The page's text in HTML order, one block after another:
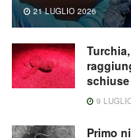
21 LUGLIO 2026
9
Primo